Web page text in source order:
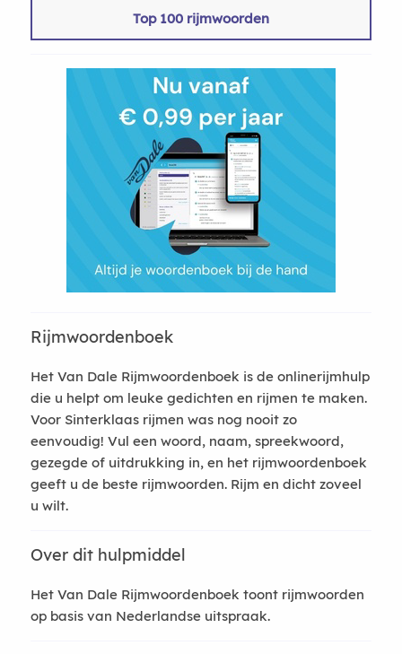
Top 100 rijmwoorden
Rijmwoordenboek
Het Van Dale Rijmwoordenboek is de onlinerijmhulp
die u helpt om leuke gedichten en rijmen te maken.
Voor Sinterklaas rijmen was nog nooit zo
eenvoudig! Vul een woord, naam, spreekwoord,
gezegde of uitdrukking in, en het rijmwoordenboek
geeft u de beste rijmwoorden. Rijm en dicht zoveel
u wilt.
Over dit hulpmiddel
Het Van Dale Rijmwoordenboek toont rijmwoorden
op basis van Nederlandse uitspraak.